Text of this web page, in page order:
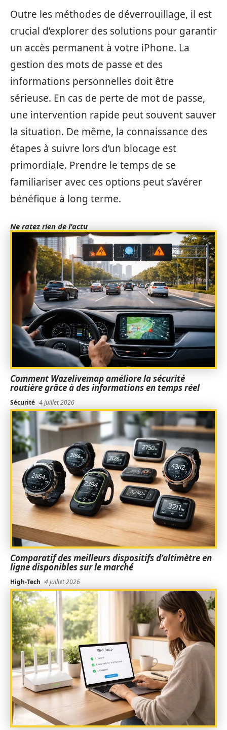
Outre les méthodes de déverrouillage, il est
crucial d’explorer des solutions pour garantir
un accès permanent à votre iPhone. La
gestion des mots de passe et des
informations personnelles doit être
sérieuse. En cas de perte de mot de passe,
une intervention rapide peut souvent sauver
la situation. De même, la connaissance des
étapes à suivre lors d’un blocage est
primordiale. Prendre le temps de se
familiariser avec ces options peut s’avérer
bénéfique à long terme.
Ne ratez rien de l'actu
Comment Wazelivemap améliore la sécurité
routière grâce à des informations en temps réel
Sécurité 4 juillet 2026
Comparatif des meilleurs dispositifs d’altimètre en
ligne disponibles sur le marché
High-Tech 4 juillet 2026